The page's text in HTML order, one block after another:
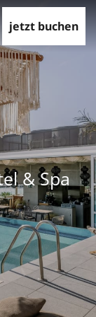
jetzt buchen
& Spa